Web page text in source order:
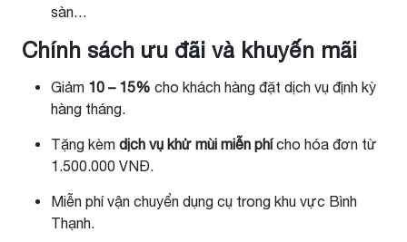
sàn…
Chính sách ưu đãi và khuyến mãi
Giảm 10 – 15% cho khách hàng đặt dịch vụ định kỳ
hàng tháng.
Tặng kèm dịch vụ khử mùi miễn phícho hóa đơn từ
1.500.000 VNĐ.
Miễn phí vận chuyển dụng cụ trong khu vực Bình
Thạnh.